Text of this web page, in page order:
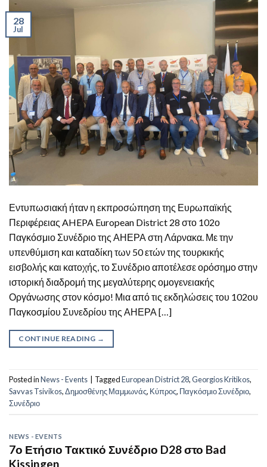
28
Jul
Εντυπωσιακή ήταν η εκπροσώπηση της Ευρωπαϊκής
Περιφέρειας AHEPA European District 28 στο 102ο
Παγκόσμιο Συνέδριο της ΑΗΕΡΑ στη Λάρνακα. Με την
υπενθύμιση και καταδίκη των 50 ετών της τουρκικής
εισβολής και κατοχής, το Συνέδριο αποτέλεσε ορόσημο στην
ιστορική διαδρομή της μεγαλύτερης ομογενειακής
Οργάνωσης στον κόσμο! Μια από τις εκδηλώσεις του 102ου
Παγκοσμίου Συνεδρίου της ΑΗΕΡΑ […]
CONTINUE READING →
Posted inNews - Events TaggedEuropean District 28,Georgios Kritikos,
Savvas Tsivikos,Δημοσθένης Μαμμωνάς, Κύπρος, Παγκόσμιο Συνέδριο,
Συνέδριο
NEWS - EVENTS
7ο Ετήσιο Τακτικό Συνέδριο D28 στο Bad
Kissingen